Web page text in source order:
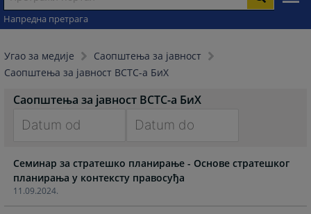
Напредна претрага
Угао за медије
Саопштења за јавност
Саопштења за јавност ВСТС-а БиХ
Саопштења за јавност ВСТС-а БиХ
forward
to
interact
with
forward
to
with
11.09.2024.
Семинар за стратешко планирање - Основе стратешког
планирања у контексту правосуђа